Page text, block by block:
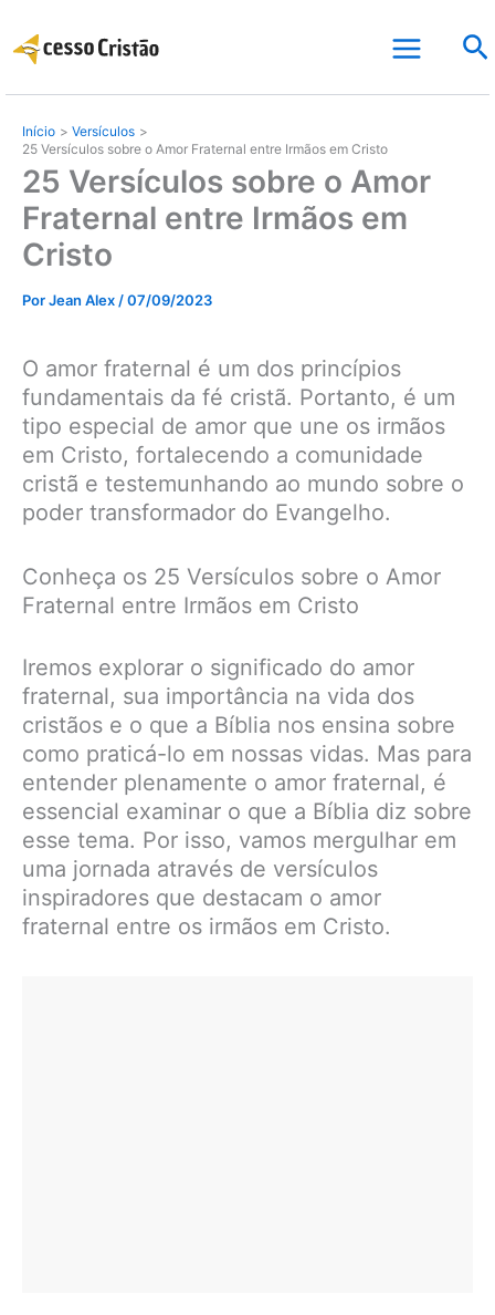
para
conteúdo
Início
Versículos
25 Versículos sobre o Amor Fraternal entre Irmãos em Cristo
25 Versículos sobre o Amor
Fraternal entre Irmãos em
Cristo
PorJean Alex /07/09/2023
O amor fraternal é um dos princípios
fundamentais da fé cristã. Portanto, é um
tipo especial de amor que une os irmãos
em Cristo, fortalecendo a comunidade
cristã e testemunhando ao mundo sobre o
poder transformador do Evangelho.
Conheça os 25 Versículos sobre o Amor
Fraternal entre Irmãos em Cristo
Iremos explorar o significado do amor
fraternal, sua importância na vida dos
cristãos e o que a Bíblia nos ensina sobre
como praticá-lo em nossas vidas. Mas para
entender plenamente o amor fraternal, é
essencial examinar o que a Bíblia diz sobre
esse tema. Por isso, vamos mergulhar em
uma jornada através de versículos
inspiradores que destacam o amor
fraternal entre os irmãos em Cristo.